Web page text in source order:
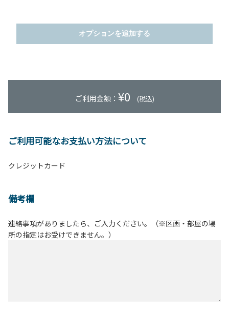
オプションを追加する
ご利用金額： ¥0 (税込)
ご利用可能なお支払い方法について
クレジットカード
備考欄
連絡事項がありましたら、ご入力ください。（※区画・部屋の場
所の指定はお受けできません。）